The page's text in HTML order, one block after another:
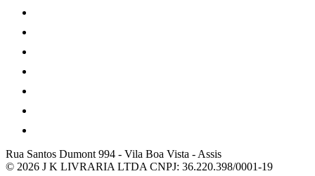
Rua Santos Dumont 994 - Vila Boa Vista - Assis
© 2026 J K LIVRARIA LTDA CNPJ: 36.220.398/0001-19